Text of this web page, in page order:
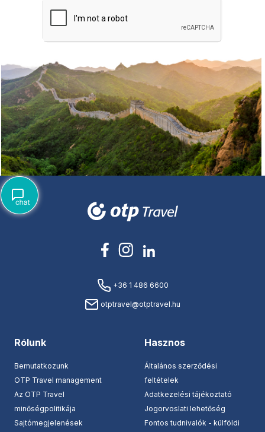
+36 1 486 6600
otptravel@otptravel.hu
Rólunk
Bemutatkozunk
OTP Travel management
Az OTP Travel
minőségpolitikája
Sajtómegjelenések
Hasznos
Általános szerződési
feltételek
Adatkezelési tájékoztató
Jogorvoslati lehetőség
Fontos tudnivalók - külföldi